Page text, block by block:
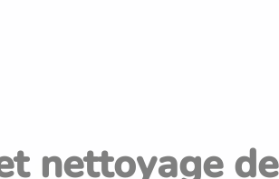
nettoyage de